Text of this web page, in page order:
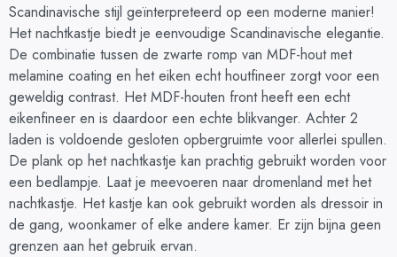
Scandinavische stijl geïnterpreteerd op een moderne manier!
Het nachtkastje biedt je eenvoudige Scandinavische elegantie.
De combinatie tussen de zwarte romp van MDF-hout met
melamine coating en het eiken echt houtfineer zorgt voor een
geweldig contrast. Het MDF-houten front heeft een echt
eikenfineer en is daardoor een echte blikvanger. Achter 2
laden is voldoende gesloten opbergruimte voor allerlei spullen.
De plank op het nachtkastje kan prachtig gebruikt worden voor
een bedlampje. Laat je meevoeren naar dromenland met het
nachtkastje. Het kastje kan ook gebruikt worden als dressoir in
de gang, woonkamer of elke andere kamer. Er zijn bijna geen
grenzen aan het gebruik ervan.